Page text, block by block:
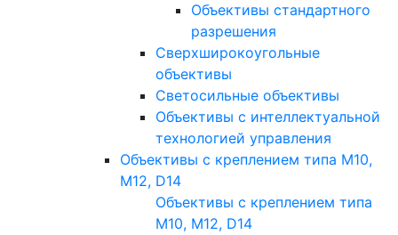
Объективы стандартного
разрешения
Сверхширокоугольные
объективы
Светосильные объективы
Объективы с интеллектуальной
технологией управления
Объективы с креплением типа M10,
M12, D14
Объективы с креплением типа
M10, M12, D14